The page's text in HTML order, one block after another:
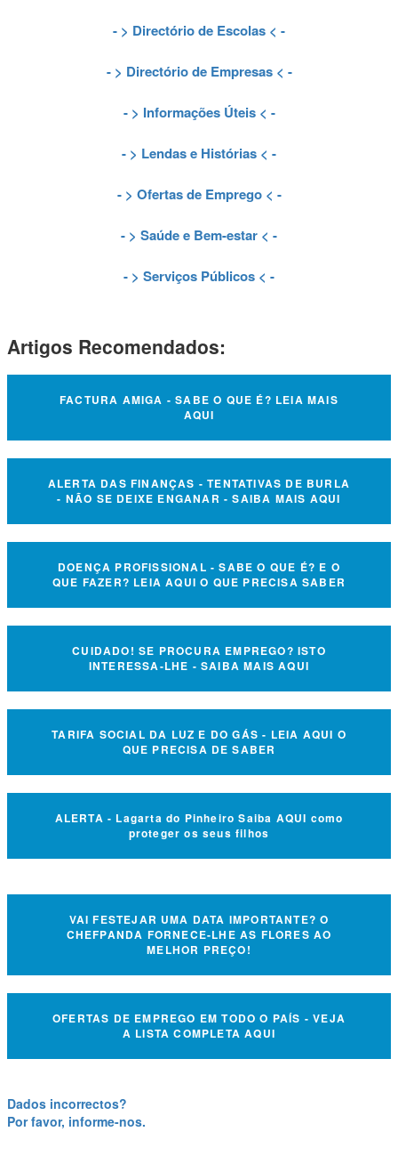
- > Directório de Escolas < -
- > Directório de Empresas< -
- > Informações Úteis< -
- > Lendas e Histórias < -
- > Ofertas de Emprego< -
- > Saúde e Bem-estar < -
- > Serviços Públicos < -
Artigos Recomendados:
FACTURA AMIGA - SABE O QUE É? LEIA MAIS
AQUI
ALERTA DAS FINANÇAS - TENTATIVAS DE BURLA
- NÃO SE DEIXE ENGANAR - SAIBA MAIS AQUI
DOENÇA PROFISSIONAL - SABE O QUE É? E O
QUE FAZER? LEIA AQUI O QUE PRECISA SABER
CUIDADO! SE PROCURA EMPREGO? ISTO
INTERESSA-LHE - SAIBA MAIS AQUI
TARIFA SOCIAL DA LUZ E DO GÁS - LEIA AQUI O
QUE PRECISA DE SABER
ALERTA - Lagarta do Pinheiro Saiba AQUI como
proteger os seus filhos
VAI FESTEJAR UMA DATA IMPORTANTE? O
CHEFPANDA FORNECE-LHE AS FLORES AO
MELHOR PREÇO!
OFERTAS DE EMPREGO EM TODO O PAÍS - VEJA
A LISTA COMPLETA AQUI
Dados incorrectos?
Por favor, informe-nos.